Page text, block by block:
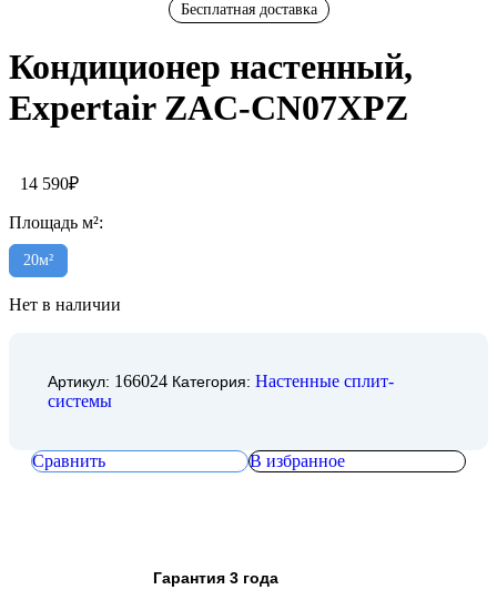
Бесплатная доставка
Кондиционер настенный,
Expertair ZAC-CN07XPZ
14 590₽
Площадь м²:
20м²
Нет в наличии
Артикул: 166024 Категория: Настенные сплит-
системы
Сравнить В избранное
Гарантия 3 года